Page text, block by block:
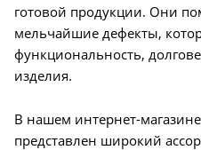
готовой продукции. Они
мельчайшие дефекты,
функциональность,
изделия.
В нашем интернет-
представлен широкий